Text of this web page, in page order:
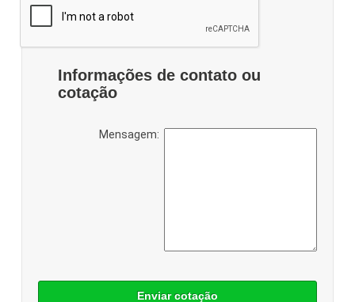
Informações de contato ou
cotação
Mensagem:
Enviar cotação